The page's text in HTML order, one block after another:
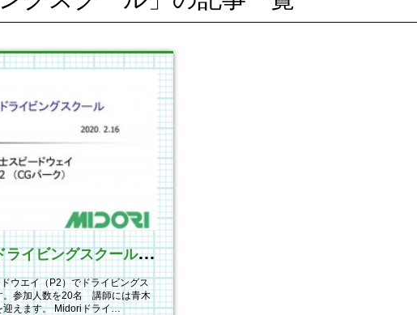
2
月16日 ドライビングスクールを開催
ウエイ（P2）でドライビングス
。参加人数を20名 講師には青木
迎えます。 Midoriドライ…